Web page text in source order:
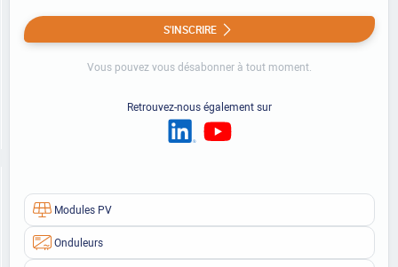
Modules PV
Onduleurs
S'INSCRIRE
Vous pouvez vous désabonner à tout moment.
Retrouvez-nous également sur